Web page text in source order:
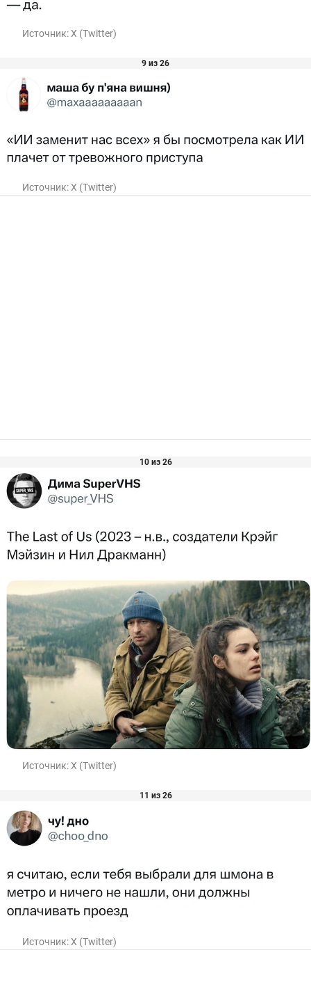
Источник:X (Twitter)
9 из 26
Источник:X (Twitter)
10 из 26
Источник:X (Twitter)
11 из 26
Источник:X (Twitter)